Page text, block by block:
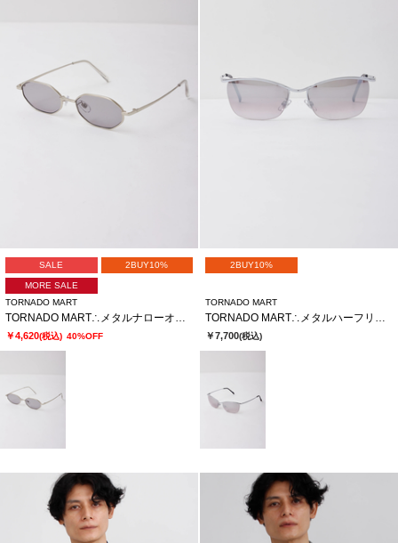
SALE 2BUY10%
MORE SALE
TORNADO MART
TORNADO MART∴メタルナローオクタゴンサングラス
￥4,620(税込) 40%OFF
2BUY10%
TORNADO MART
TORNADO MART∴メタルハーフリムサングラス
￥7,700(税込)